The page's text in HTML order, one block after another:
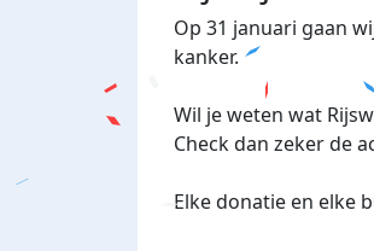
Op 31 januari gaan
kanker.
Wil je weten wat
Check dan zeker de
Elke donatie en elke